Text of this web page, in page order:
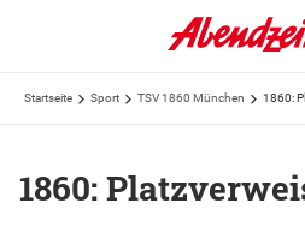
Startseite Sport TSV 1860 München 1860:
1860: